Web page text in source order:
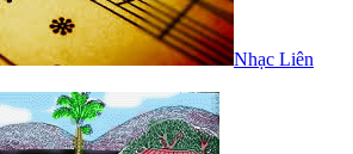
Nhạc Liên